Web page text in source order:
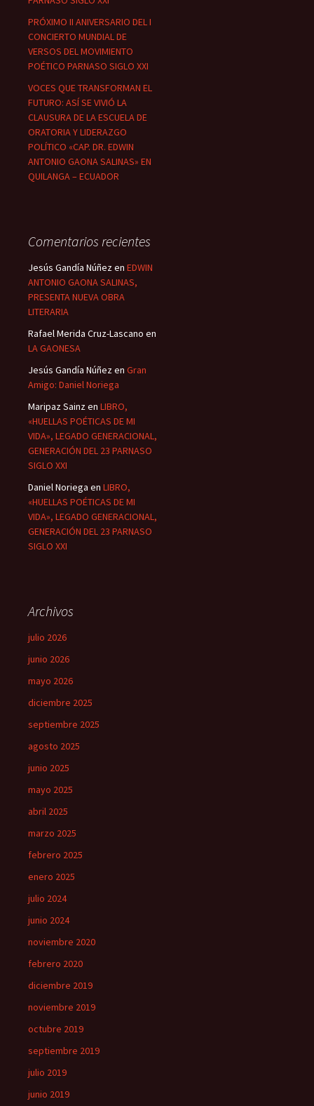
PRÓXIMO II ANIVERSARIO DEL I
CONCIERTO MUNDIAL DE
VERSOS DEL MOVIMIENTO
POÉTICO PARNASO SIGLO XXI
VOCES QUE TRANSFORMAN EL
FUTURO: ASÍ SE VIVIÓ LA
CLAUSURA DE LA ESCUELA DE
ORATORIA Y LIDERAZGO
POLÍTICO «CAP. DR. EDWIN
ANTONIO GAONA SALINAS» EN
QUILANGA – ECUADOR
Comentarios recientes
Jesús Gandía Núñezen EDWIN
ANTONIO GAONA SALINAS,
PRESENTA NUEVA OBRA
LITERARIA
Rafael Merida Cruz-Lascano en
LA GAONESA
Jesús Gandía Núñezen Gran
Amigo: Daniel Noriega
Maripaz Sainzen LIBRO,
«HUELLAS POÉTICAS DE MI
VIDA», LEGADO GENERACIONAL,
GENERACIÓN DEL 23 PARNASO
SIGLO XXI
Daniel Noriega en LIBRO,
«HUELLAS POÉTICAS DE MI
VIDA», LEGADO GENERACIONAL,
GENERACIÓN DEL 23 PARNASO
SIGLO XXI
Archivos
julio 2026
junio 2026
mayo 2026
diciembre 2025
septiembre 2025
agosto 2025
junio 2025
mayo 2025
abril 2025
marzo 2025
febrero 2025
enero 2025
julio 2024
junio 2024
noviembre 2020
febrero 2020
diciembre 2019
noviembre 2019
octubre 2019
septiembre 2019
julio 2019
junio 2019